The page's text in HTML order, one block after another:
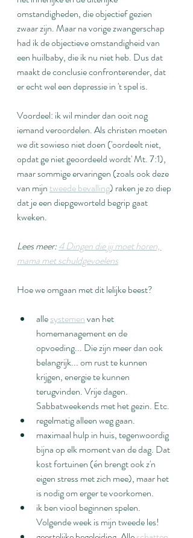
omstandigheden, die objectief gezien
zwaar zijn. Maar na vorige zwangerschap
had ik de objectieve omstandigheid van
een huilbaby, die ik nu niet heb. Dus dat
maakt de conclusie confronterender, dat
er echt wel een depressie in 't spel is.
Voordeel: ik wil minder dan ooit nog
iemand veroordelen. Als christen moeten
we dit sowieso niet doen ('oordeelt niet,
opdat ge niet geoordeeld wordt' Mt. 7:1),
maar sommige ervaringen (zoals ook deze
van mijn tweede bevalling) raken je zo diep
dat je een diepgeworteld begrip gaat
kweken.
Lees meer: 4 Dingen die jij moet horen,
mama met schuldgevoelens
Hoe we omgaan met dit lelijke beest?
alle systemen van het
homemanagement en de
opvoeding... Die zijn meer dan ook
belangrijk... om rust te kunnen
krijgen, energie te kunnen
terugvinden. Vrije dagen.
Sabbatweekends met het gezin. Etc.
regelmatig alleen weg gaan.
maximaal hulp in huis, tegenwoordig
bijna op elk moment van de dag. Dat
kost fortuinen (én brengt ook z'n
eigen stress met zich mee), maar het
is nodig om erger te voorkomen.
ik ben viool beginnen spelen.
Volgende week is mijn tweede les!